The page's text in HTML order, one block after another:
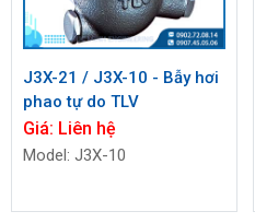
J3X-21 / J3X-10 - Bẫy hơi
phao tự do TLV
Giá: Liên hệ
Model: J3X-10